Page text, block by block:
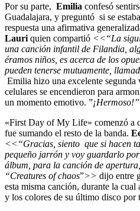
Por su parte, Emilia confesó
Guadalajara, y preguntó si se
respuesta una afirmativa
Lauri quien compartió <<“La
una canción infantil de Filandia,
éramos niños, es acerca de los
pueden tenerse mutuamente,
Emilia hizo una excelente
celulares se encendieron para
un momento emotivo. ”¡Hermoso!”
«First Day of My Life» comenzó a
fue sumando el resto de la banda.
<<“Gracias, siento que si hacen
pequeño jarrón y voy guardarlo
álbum, para la canción de
“Creatures of chaos”>> dijo entre
esta misma canción, durante la cual
y los colores de su último disco por